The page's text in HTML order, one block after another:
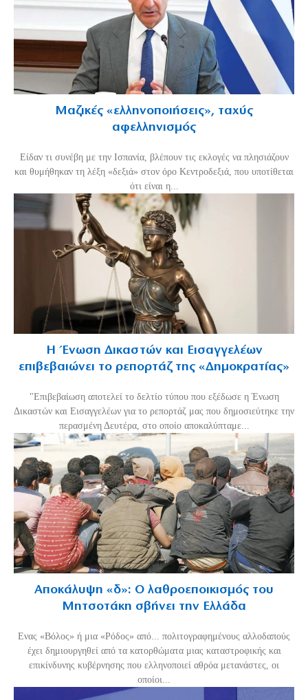
Μαζικές «ελληνοποιήσεις», ταχύς
αφελληνισμός
Είδαν τι συνέβη με την Ισπανία, βλέπουν τις εκλογές να πλησιάζουν
και θυμήθηκαν τη λέξη «δεξιά» στον όρο Κεντροδεξιά, που υποτίθεται
ότι είναι η...
Η Ένωση Δικαστών και Εισαγγελέων
επιβεβαιώνει το ρεπορτάζ της «Δημοκρατίας»
"Επιβεβαίωση αποτελεί το δελτίο τύπου που εξέδωσε η Ένωση
Δικαστών και Εισαγγελέων για το ρεπορτάζ μας που δημοσιεύτηκε την
περασμένη Δευτέρα, στο οποίο αποκαλύπταμε...
Αποκάλυψη «δ»: Ο λαθροεποικισμός του
Μητσοτάκη σβήνει την Ελλάδα
Ενας «Βόλος» ή μια «Ρόδος» από... πολιτογραφημένους αλλοδαπούς
έχει δημιουργηθεί από τα κατορθώματα μιας καταστροφικής και
επικίνδυνης κυβέρνησης που ελληνοποιεί αθρόα μετανάστες, οι
οποίοι...